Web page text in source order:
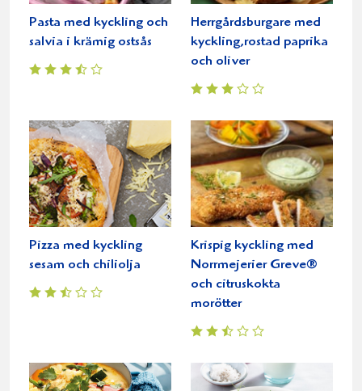
Pasta med kyckling och
salvia i krämig ostsås
Herrgårdsburgare med
kyckling,rostad paprika
och oliver
Pizza med kyckling
sesam och chiliolja
Krispig kyckling med
Norrmejerier Greve®
och citruskokta
morötter